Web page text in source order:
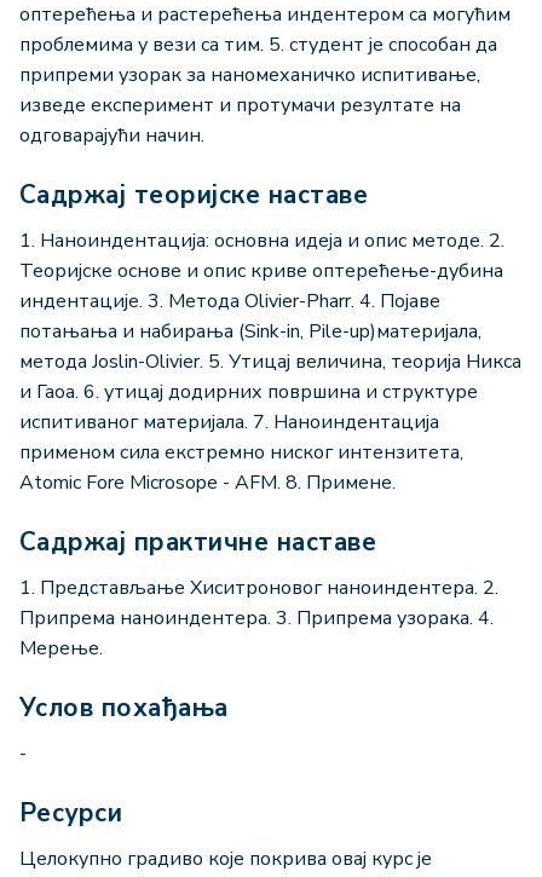
оптерећења и растерећења индентером са могућим
проблемима у вези са тим. 5. студент је способан да
припреми узорак за наномеханичко испитивање,
изведе експеримент и протумачи резултате на
одговарајући начин.
Садржај теоријске наставе
1. Наноиндентација: основна идеја и опис методе. 2.
Теоријске основе и опис криве оптерећење-дубина
индентације. 3. Метода Olivier-Pharr. 4. Појаве
потањања и набирања (Sink-in, Pile-up)материјала,
метода Joslin-Olivier. 5. Утицај величина, теорија Никса
и Гаоа. 6. утицај додирних површина и структуре
испитиваног материјала. 7. Наноиндентација
применом сила екстремно ниског интензитета,
Atomic Fore Microsope - AFM. 8. Примене.
Садржај практичне наставе
1. Представљање Хиситроновог наноиндентера. 2.
Припрема наноиндентера. 3. Припрема узорака. 4.
Мерење.
Услов похађања
-
Ресурси
Целокупно градиво које покрива овај курс је